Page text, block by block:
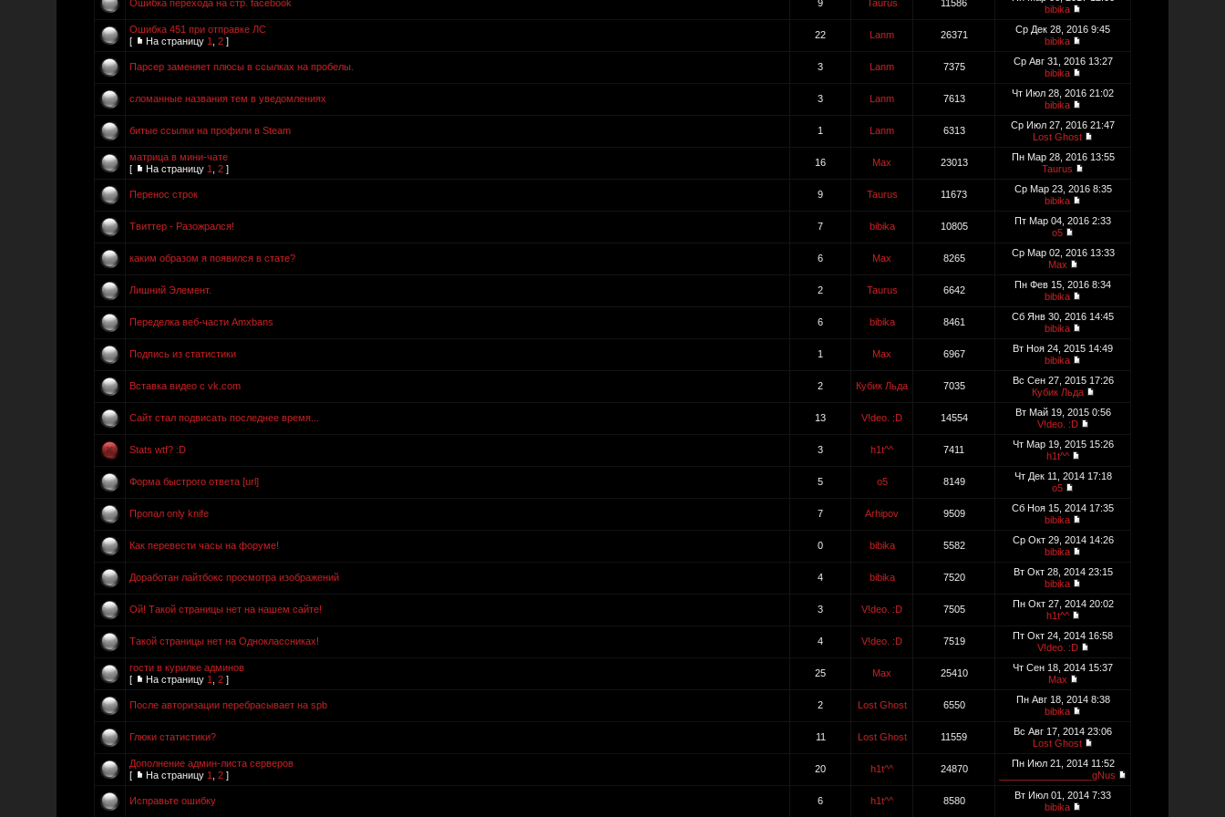
Ошибка перехода на стр. facebook 9 Taurus 11586
bibika
Ошибка 451 при отправке ЛС
[
На страницу 1 2 ]
22 Lanm 26371
Ср Дек 28, 2016 9:45
bibika
Парсер заменяет плюсы в ссылках на пробелы. 3 Lanm 7375
Ср Авг 31, 2016 13:27
bibika
сломанные названия тем в уведомлениях 3 Lanm 7613
Чт Июл 28, 2016 21:02
bibika
битые ссылки на профили в Steam 1 Lanm 6313
Ср Июл 27, 2016 21:47
Lost Ghost
матрица в мини-чате
[
На страницу 1 2 ]
16 Max 23013
Пн Мар 28, 2016 13:55
Taurus
Перенос строк 9 Taurus 11673
Ср Мар 23, 2016 8:35
bibika
Твиттер - Разожрался! 7 bibika 10805
Пт Мар 04, 2016 2:33
o5
каким образом я появился в стате? 6 Max 8265
Ср Мар 02, 2016 13:33
Max
Лишний Элемент. 2 Taurus 6642
Пн Фев 15, 2016 8:34
bibika
Переделка веб-части Amxbans 6 bibika 8461
Сб Янв 30, 2016 14:45
bibika
Подпись из статистики 1 Max 6967
Вт Ноя 24, 2015 14:49
bibika
Вставка видео с vk.com 2 Кубик Льда 7035
Вс Сен 27, 2015 17:26
Кубик Льда
Сайт стал подвисать последнее время... 13 V!deo. :D 14554
Вт Май 19, 2015 0:56
V!deo. :D
Stats wtf? :D 3 h1t^^ 7411
Чт Мар 19, 2015 15:26
h1t^^
Форма быстрого ответа [url] 5 o5 8149
Чт Дек 11, 2014 17:18
o5
Пропал only knife 7 Arhipov 9509
Сб Ноя 15, 2014 17:35
bibika
Как перевести часы на форуме! 0 bibika 5582
Ср Окт 29, 2014 14:26
bibika
Доработан лайтбокс просмотра изображений 4 bibika 7520
Вт Окт 28, 2014 23:15
bibika
Ой! Такой страницы нет на нашем сайте! 3 V!deo. :D 7505
Пн Окт 27, 2014 20:02
h1t^^
Такой страницы нет на Одноклассниках! 4 V!deo. :D 7519
Пт Окт 24, 2014 16:58
V!deo. :D
гости в курилке админов
[
На страницу 1 2 ]
25 Max 25410
Чт Сен 18, 2014 15:37
Max
После авторизации перебрасывает на spb 2 Lost Ghost 6550
Пн Авг 18, 2014 8:38
bibika
Глюки статистики? 11 Lost Ghost 11559
Вс Авг 17, 2014 23:06
Lost Ghost
Дополнение админ-листа серверов
[
На страницу 1 2 ]
20 h1t^^ 24870
Пн Июл 21, 2014 11:52
_________________gNus
Исправьте ошибку 6 h1t^^ 8580
Вт Июл 01, 2014 7:33
bibika